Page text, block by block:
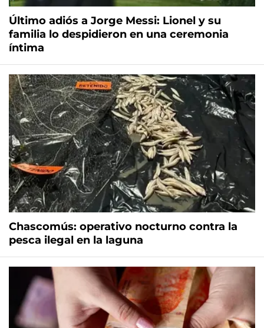
Último adiós a Jorge Messi: Lionel y su
familia lo despidieron en una ceremonia
íntima
Chascomús: operativo nocturno contra la
pesca ilegal en la laguna